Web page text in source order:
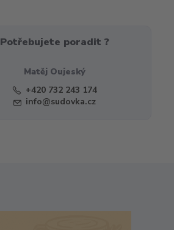
Potřebujete poradit ?
Matěj Oujeský
+420 732 243 174
info@sudovka.cz